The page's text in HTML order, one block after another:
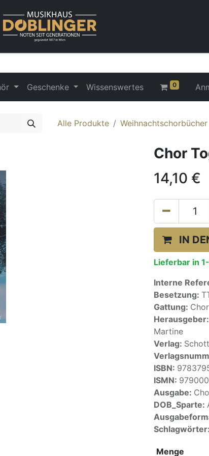
Geschenke Wissenswertes 0
Alle Produkte Weihnachtschorbücher
Chor
14,10 €
IN
Lieferbar in
Interne
Besetzung:
Gattung: Chor
Herausgeber:
Martine
Verlag: Schott
ISBN:
ISMN:
Ausgabe:
DOB_Sparte:
Schlagwörter:
Menge